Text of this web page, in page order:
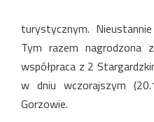
turystycznym.
Tym razem nagrodzona
współpraca z 2
w dniu wczorajszym
Gorzowie.